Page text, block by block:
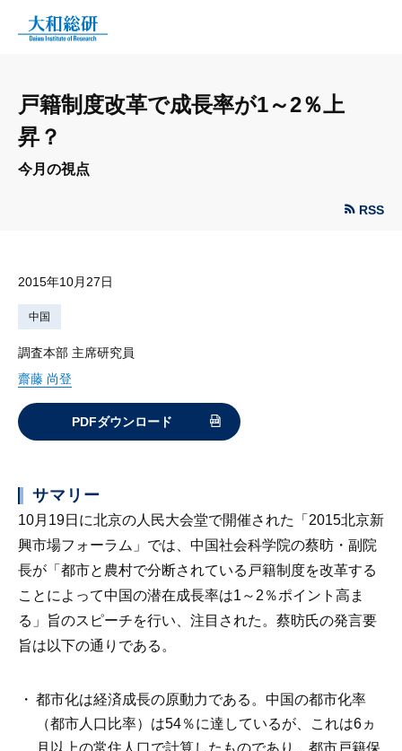
戸籍制度改革で成長率が1～2％上
昇？
今月の視点
RSS
2015年10月27日
中国
調査本部 主席研究員
齋藤 尚登
PDFダウンロード
サマリー
10月19日に北京の人民大会堂で開催された「2015北京新
興市場フォーラム」では、中国社会科学院の蔡昉・副院
長が「都市と農村で分断されている戸籍制度を改革する
ことによって中国の潜在成長率は1～2％ポイント高ま
る」旨のスピーチを行い、注目された。蔡昉氏の発言要
旨は以下の通りである。
都市化は経済成長の原動力である。中国の都市化率
（都市人口比率）は54％に達しているが、これは6ヵ
月以上の常住人口で計算したものであり、都市戸籍保